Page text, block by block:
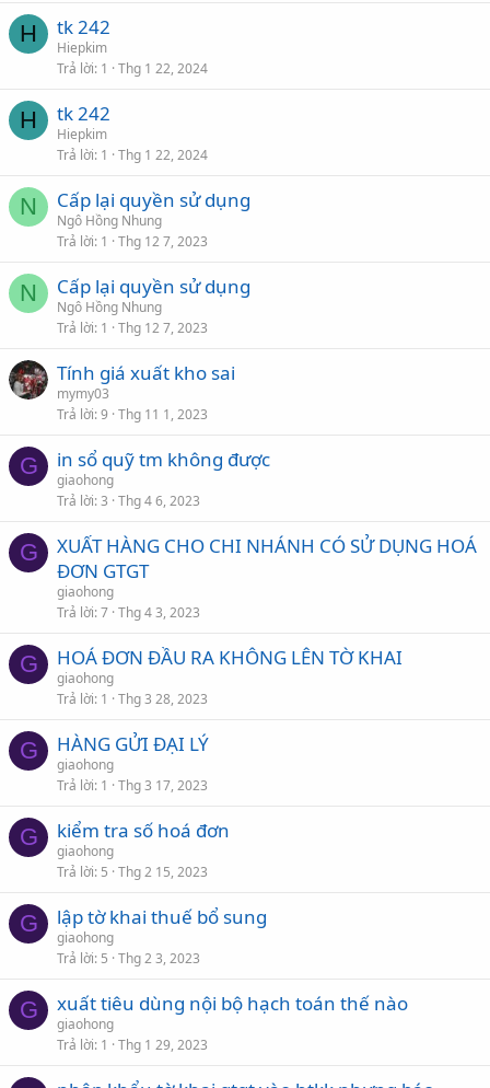
H tk 242
Hiepkim
Trả lời 1 Thg 1 22, 2024
H tk 242
Hiepkim
Trả lời 1 Thg 1 22, 2024
N Cấp lại quyền sử dụng
Ngô Hồng Nhung
Trả lời 1 Thg 12 7, 2023
N Cấp lại quyền sử dụng
Ngô Hồng Nhung
Trả lời 1 Thg 12 7, 2023
Tính giá xuất kho sai
mymy03
Trả lời 9 Thg 11 1, 2023
G in sổ quỹ tm không được
giaohong
Trả lời 3 Thg 4 6, 2023
G
XUẤT HÀNG CHO CHI NHÁNH CÓ SỬ DỤNG HOÁ
ĐƠN GTGT
giaohong
Trả lời 7 Thg 4 3, 2023
G HOÁ ĐƠN ĐẦU RA KHÔNG LÊN TỜ KHAI
giaohong
Trả lời 1 Thg 3 28, 2023
G HÀNG GỬI ĐẠI LÝ
giaohong
Trả lời 1 Thg 3 17, 2023
G kiểm tra số hoá đơn
giaohong
Trả lời 5 Thg 2 15, 2023
G lập tờ khai thuế bổ sung
giaohong
Trả lời 5 Thg 2 3, 2023
G xuất tiêu dùng nội bộ hạch toán thế nào
giaohong
Trả lời 1 Thg 1 29, 2023